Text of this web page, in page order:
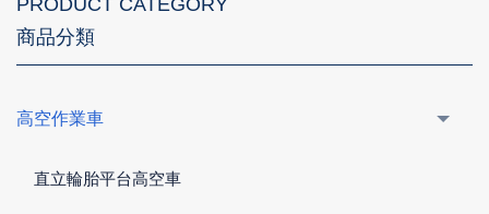
商品分類
高空作業車
直立輪胎平台高空車